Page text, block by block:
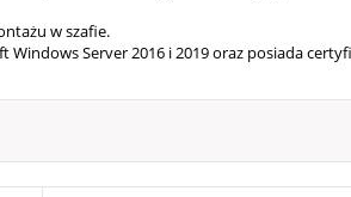
w szafie.
Server 2016 i 2019 oraz posiada